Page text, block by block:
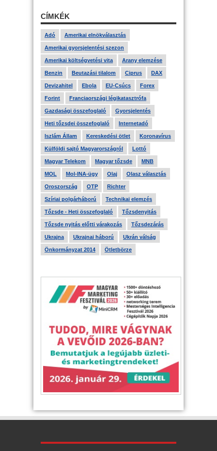
CÍMKÉK
Adó Amerikai elnökválasztás
Amerikai gyorsjelentési szezon
Amerikai költségvetési vita Arany elemzése
Benzin Beutazási tilalom Ciprus DAX
Devizahitel Ebola EU-Csúcs Forex
Forint Franciaországi légikatasztrófa
Gazdasági összefoglaló Gyorsjelentés
Heti tőzsdei összefoglaló Internetadó
Iszlám Állam Kereskedési ötlet Koronavírus
Külföldi sajtó Magyarországról Lottó
Magyar Telekom Magyar tőzsde MNB
MOL Mol-INA-ügy Olaj Olasz választás
Oroszország OTP Richter
Szíriai polgárháború Technikai elemzés
Tőzsde - Heti összefoglaló Tőzsdenyitás
Tőzsde nyitás előtti várakozás Tőzsdezárás
Ukrajna Ukrajnai háború Ukrán válság
Önkormányzat 2014 Ötletbörze